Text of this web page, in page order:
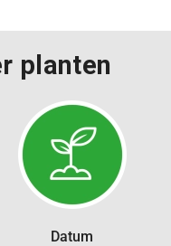
planten
Datum